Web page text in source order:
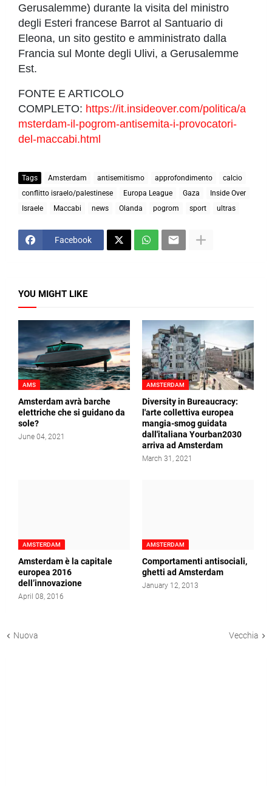
Gerusalemme) durante la visita del ministro
degli Esteri francese Barrot al Santuario di
Eleona, un sito gestito e amministrato dalla
Francia sul Monte degli Ulivi, a Gerusalemme
Est.
FONTE E ARTICOLO
COMPLETO: https://it.insideover.com/politica/a
msterdam-il-pogrom-antisemita-i-provocatori-
del-maccabi.html
Tags Amsterdam antisemitismo approfondimento
calcio
conflitto israelo/palestinese
Europa League Gaza
Inside Over
Israele
Maccabi news Olanda pogrom sport ultras
Facebook
YOU MIGHT LIKE
AMS
Amsterdam avrà barche
elettriche che si guidano da
sole?
June 04, 2021
AMSTERDAM
Diversity in Bureaucracy:
l'arte collettiva europea
mangia-smog guidata
dall'italiana Yourban2030
arriva ad Amsterdam
March 31, 2021
AMSTERDAM
Amsterdam è la capitale
europea 2016
dell’innovazione
April 08, 2016
AMSTERDAM
Comportamenti antisociali,
ghetti ad Amsterdam
January 12, 2013
Nuova Vecchia